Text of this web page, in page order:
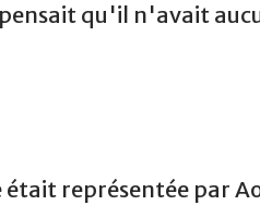
qu'il n'avait
était représentée par